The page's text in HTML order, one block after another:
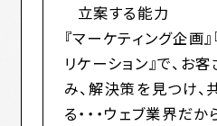
立案する能力
『マーケティング企画』
リケーション』で、お
み、解決策を見つけ
る・・・ウェブ業界だ